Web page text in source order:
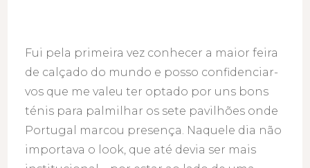
Fui pela primeira vez conhecer a maior feira
de calçado do mundo e posso confidenciar-
vos que me valeu ter optado por uns bons
ténis para palmilhar os sete pavilhões onde
Portugal marcou presença. Naquele dia não
importava o look, que até devia ser mais